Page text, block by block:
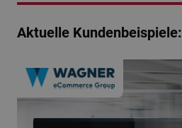
Aktuelle Kundenbeispiele: